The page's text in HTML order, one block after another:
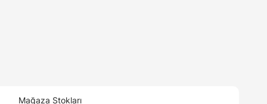
Mağaza Stokları